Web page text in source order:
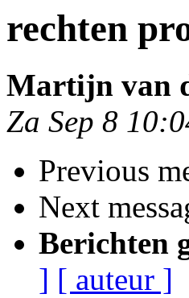
rechten
Martijn van
Za Sep 8
Previous
Next
Berichten
] [ auteur ]